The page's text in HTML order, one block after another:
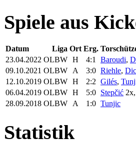
Spiele aus
Datum Liga Ort Erg.
23.04.2022 OLBW H 4:1 Baroudi,
09.10.2021 OLBW A 3:0 Riehle,
12.10.2019 OLBW H 2:2 Gilés,
06.04.2019 OLBW H 5:0 Stepčić 2x,
28.09.2018 OLBW A 1:0 Tunjic
Statistik